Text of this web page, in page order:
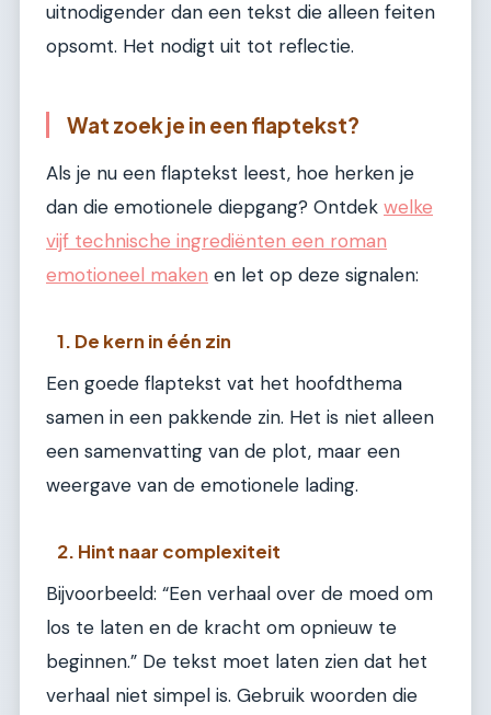
uitnodigender dan een tekst die alleen feiten
opsomt. Het nodigt uit tot reflectie.
Wat zoek je in een flaptekst?
Als je nu een flaptekst leest, hoe herken je
dan die emotionele diepgang? Ontdek welke
vijf technische ingrediënten een roman
emotioneel maken en let op deze signalen:
1. De kern in één zin
Een goede flaptekst vat het hoofdthema
samen in een pakkende zin. Het is niet alleen
een samenvatting van de plot, maar een
weergave van de emotionele lading.
2. Hint naar complexiteit
Bijvoorbeeld: “Een verhaal over de moed om
los te laten en de kracht om opnieuw te
beginnen.” De tekst moet laten zien dat het
verhaal niet simpel is. Gebruik woorden die